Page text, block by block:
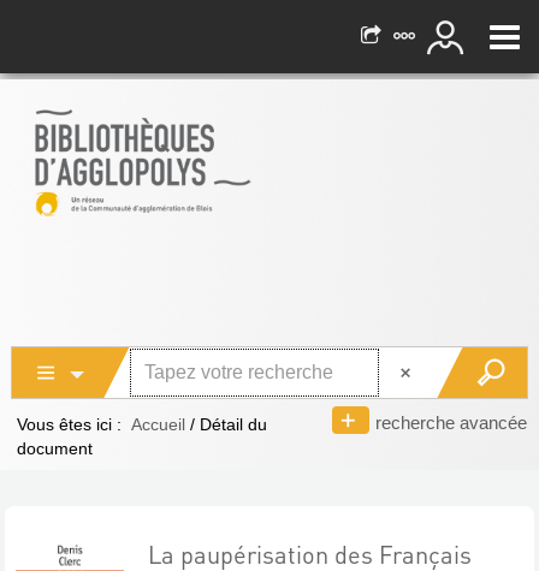
recherche avancée
Vous êtes ici : Accueil / Détail du
document
La paupérisation des Français